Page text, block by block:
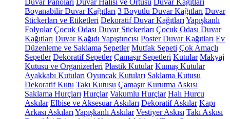
Duvar Panoları Duvar Halısı ve Örtüsü Duvar Kağıtları
Boyanabilir Duvar Kağıtları 3 Boyutlu Duvar Kağıtları Duvar
Stickerları ve Etiketleri Dekoratif Duvar Kağıtları Yapışkanlı
Folyolar Çocuk Odası Duvar Stickerları Çocuk Odası Duvar
Kağıtları Duvar Kağıdı Yapıştırıcısı Poster Duvar Kağıtları Ev
Düzenleme ve Saklama Sepetler Mutfak Sepeti Çok Amaçlı
Sepetler Dekoratif Sepetler Çamaşır Sepetleri Kutular Makyaj
Kutusu ve Organizerleri Plastik Kutular Kumaş Kutular
Ayakkabı Kutuları Oyuncak Kutuları Saklama Kutusu
Dekoratif Kutu Takı Kutusu Çamaşır Kurutma Askısı
Saklama Hurçları Hurçlar Vakumlu Hurçlar Halı Hurcu
Askılar Elbise ve Aksesuar Askıları Dekoratif Askılar Kapı
Arkası Askıları Yapışkanlı Askılar Vestiyer Askısı Takı Askısı